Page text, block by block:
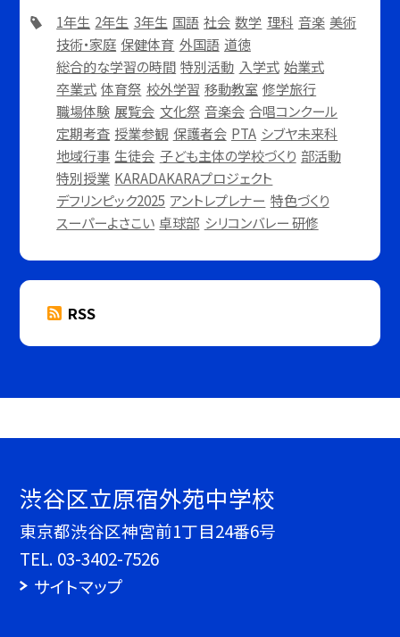
1年生 2年生 3年生 国語 社会 数学 理科 音楽 美術
技術・家庭 保健体育 外国語 道徳
総合的な学習の時間 特別活動 入学式 始業式
卒業式 体育祭 校外学習 移動教室 修学旅行
職場体験 展覧会 文化祭 音楽会 合唱コンクール
定期考査 授業参観 保護者会 PTA シブヤ未来科
地域行事 生徒会 子ども主体の学校づくり 部活動
特別授業 KARADAKARAプロジェクト
デフリンピック2025 アントレプレナー 特色づくり
スーパーよさこい 卓球部 シリコンバレー 研修
RSS
渋谷区立原宿外苑中学校
東京都渋谷区神宮前1丁目24番6号
TEL. 03-3402-7526
サイトマップ